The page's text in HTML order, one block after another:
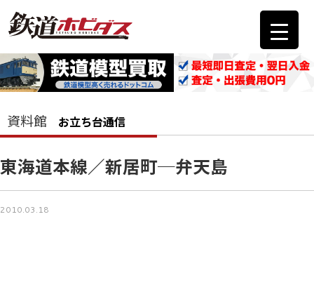
資料館 お立ち台通信
東海道本線／新居町─弁天島
2010.03.18